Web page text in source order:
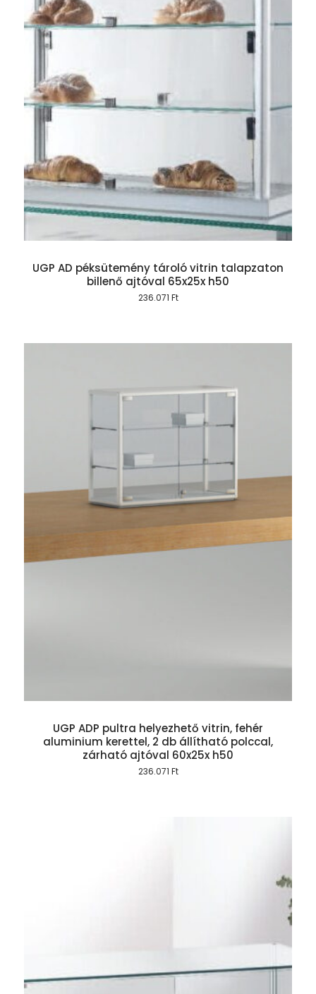
UGP AD péksütemény tároló vitrin talapzaton
billenő ajtóval 65x25x h50
236.071 Ft
UGP ADP pultra helyezhető vitrin, fehér
aluminium kerettel, 2 db állítható polccal,
zárható ajtóval 60x25x h50
236.071 Ft